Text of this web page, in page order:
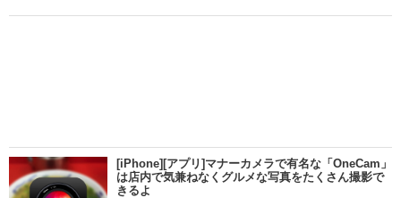
[iPhone][アプリ]マナーカメラで有名な「OneCam」
は店内で気兼ねなくグルメな写真をたくさん撮影で
きるよ